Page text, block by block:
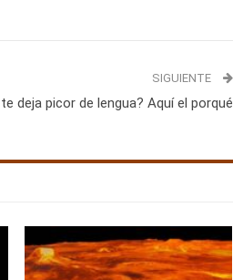
SIGUIENTE
deja picor de lengua? Aquí el porqué